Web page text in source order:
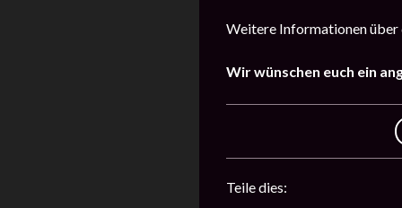
Weitere Informationen über
Wir wünschen euch ein
Teile dies: